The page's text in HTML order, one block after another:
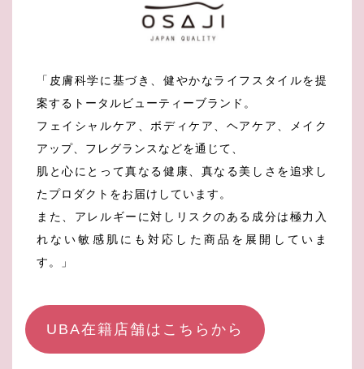
「皮膚科学に基づき、健やかなライフスタイルを提
案するトータルビューティーブランド。
フェイシャルケア、ボディケア、ヘアケア、メイク
アップ、フレグランスなどを通じて、
肌と心にとって真なる健康、真なる美しさを追求し
たプロダクトをお届けしています。
また、アレルギーに対しリスクのある成分は極力入
れない敏感肌にも対応した商品を展開していま
す。」
UBA在籍店舗はこちらから